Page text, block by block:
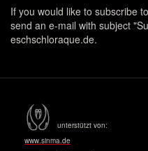
If you would like to subscribe
send an e-mail with subject
eschschloraque.de.
unterstützt von:
www.sinma.de